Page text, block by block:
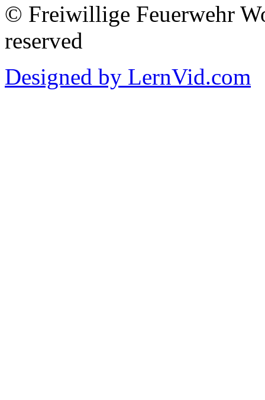
© Freiwillige Feuerwehr
reserved
Designed by LernVid.com